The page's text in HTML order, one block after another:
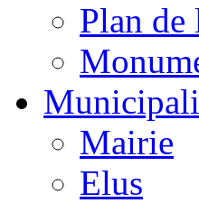
Plan de
Mairie
Elus